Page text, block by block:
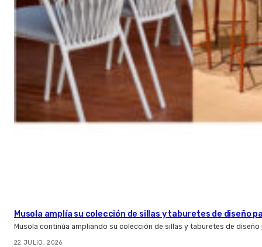
Musola amplía su colección de sillas y taburetes de diseño
Musola continúa ampliando su colección de sillas y taburetes de
22 JULIO, 2026